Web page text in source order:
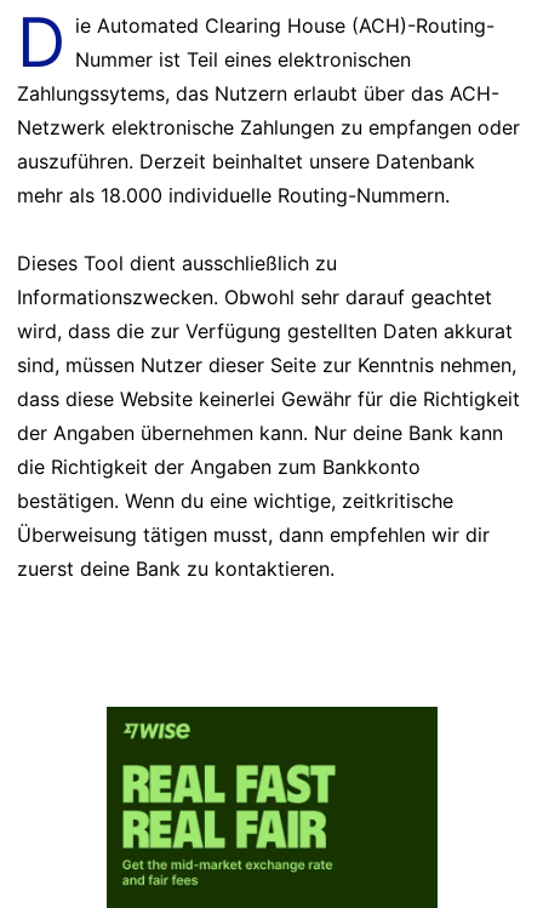
D ie Automated Clearing House (ACH)-Routing-
Nummer ist Teil eines elektronischen
Zahlungssytems, das Nutzern erlaubt über das ACH-
Netzwerk elektronische Zahlungen zu empfangen oder
auszuführen. Derzeit beinhaltet unsere Datenbank
mehr als 18.000 individuelle Routing-Nummern.
Dieses Tool dient ausschließlich zu
Informationszwecken. Obwohl sehr darauf geachtet
wird, dass die zur Verfügung gestellten Daten akkurat
sind, müssen Nutzer dieser Seite zur Kenntnis nehmen,
dass diese Website keinerlei Gewähr für die Richtigkeit
der Angaben übernehmen kann. Nur deine Bank kann
die Richtigkeit der Angaben zum Bankkonto
bestätigen. Wenn du eine wichtige, zeitkritische
Überweisung tätigen musst, dann empfehlen wir dir
zuerst deine Bank zu kontaktieren.